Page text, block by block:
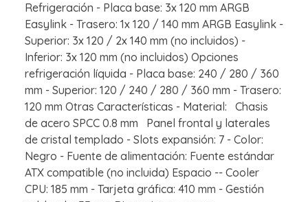
Refrigeración - Placa base: 3x 120 mm ARGB
Easylink - Trasero: 1x 120 / 140 mm ARGB Easylink -
Superior: 3x 120 / 2x 140 mm (no incluidos) -
Inferior: 3x 120 mm (no incluidos) Opciones
refrigeración líquida - Placa base: 240 / 280 / 360
mm - Superior: 120 / 240 / 280 / 360 mm - Trasero:
120 mm Otras Características - Material: Chasis
de acero SPCC 0.8 mm Panel frontal y laterales
de cristal templado - Slots expansión: 7 - Color:
Negro - Fuente de alimentación: Fuente estándar
ATX compatible (no incluida) Espacio -- Cooler
CPU: 185 mm - Tarjeta gráfica: 410 mm - Gestión